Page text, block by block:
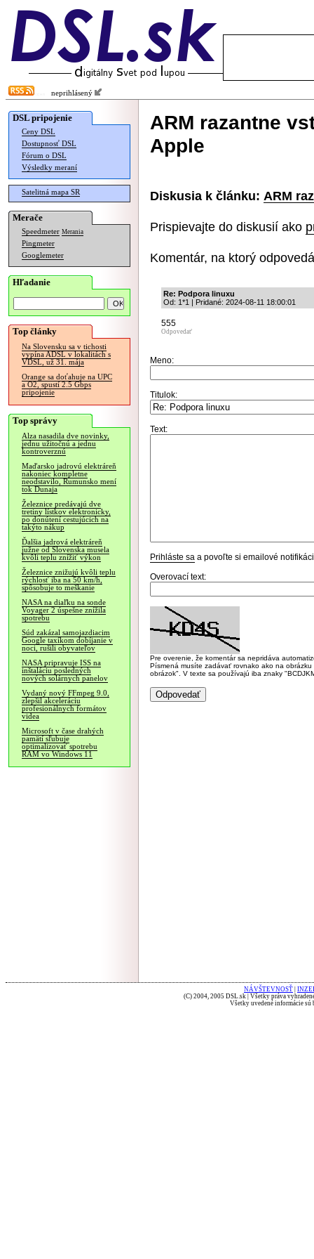
neprihlásený
DSL pripojenie
Ceny DSL
Dostupnosť DSL
Fórum o DSL
Výsledky meraní
Satelitná mapa SR
Merače
Speedmeter Merania
Pingmeter
Googlemeter
Hľadanie
Top články
Na Slovensku sa v tichosti
vypína ADSL v lokalitách s
VDSL, už 31. mája
Orange sa doťahuje na UPC
a O2, spustí 2.5 Gbps
pripojenie
Top správy
Alza nasadila dve novinky,
jednu užitočnú a jednu
kontroverznú
Maďarsko jadrovú elektráreň
nakoniec kompletne
neodstavilo, Rumunsko mení
tok Dunaja
Železnice predávajú dve
tretiny lístkov elektronicky,
po donútení cestujúcich na
takýto nákup
Ďalšia jadrová elektráreň
južne od Slovenska musela
kvôli teplu znížiť výkon
Železnice znižujú kvôli teplu
rýchlosť iba na 50 km/h,
spôsobuje to meškanie
NASA na diaľku na sonde
Voyager 2 úspešne znížila
spotrebu
Súd zakázal samojazdiacim
Google taxíkom dobíjanie v
noci, rušili obyvateľov
NASA pripravuje ISS na
inštaláciu posledných
nových solárnych panelov
Vydaný nový FFmpeg 9.0,
zlepšil akceleráciu
profesionálnych formátov
videa
Microsoft v čase drahých
pamätí sľubuje
optimalizovať spotrebu
RAM vo Windows 11
ARM razantne
Apple
Diskusia k článku: ARM
Prispievajte do diskusií ako
Komentár, na ktorý
Re: Podpora linuxu
Od: 1*1 | Pridané: 2024-08-11 18:00:01
555
Odpovedať
Meno:
Titulok:
Text:
Prihláste sa a povoľte si emailové
Overovací text:
Pre overenie, že komentár sa nepridáva
Písmená musíte zadávať rovnako ako na
obrázok". V texte sa používajú iba znaky
NÁVŠTEVNOSŤ
(C) 2004, 2005 DSL.sk | Všetky práva
Všetky uvedené informácie sú